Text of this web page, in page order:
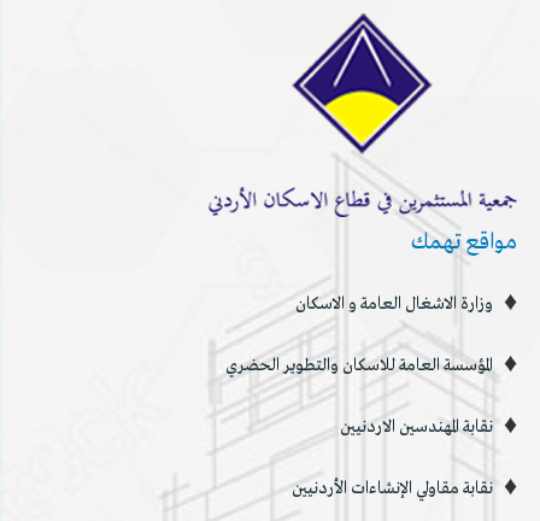
مواقع تهمك
وزارة الاشغال العامة و الاسكان
المؤسسة العامة للاسكان والتطوير الحضري
نقابة المهندسين الاردنيين
نقابة مقاولي الإنشاءات الأردنيين